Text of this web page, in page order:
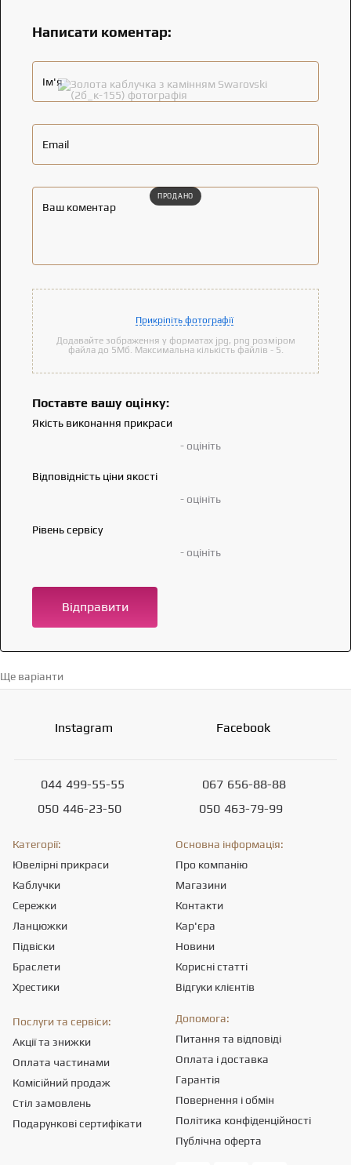
ПРОДАНО
Написати коментар:
Ім'я
Email
Ваш коментар
Прикріпіть фотографії
Додавайте зображення у форматах jpg, png розміром
файла до 5Мб. Максимальна кількість файлів - 5.
Поставте вашу оцінку:
Якість виконання прикраси
- оцініть
Відповідність ціни якості
- оцініть
Рівень сервісу
- оцініть
Відправити
Ще варіанти
Instagram Facebook
044 499-55-55
050 446-23-50
067 656-88-88
050 463-79-99
Категорії:
Ювелірні прикраси
Каблучки
Сережки
Ланцюжки
Підвіски
Браслети
Хрестики
Основна інформація:
Про компанію
Магазини
Контакти
Кар'єра
Новини
Корисні статті
Відгуки клієнтів
Послуги та сервіси:
Акції та знижки
Оплата частинами
Комісійний продаж
Стіл замовлень
Подарункові сертифікати
Допомога:
Питання та відповіді
Оплата і доставка
Гарантія
Повернення і обмін
Політика конфіденційності
Публічна оферта